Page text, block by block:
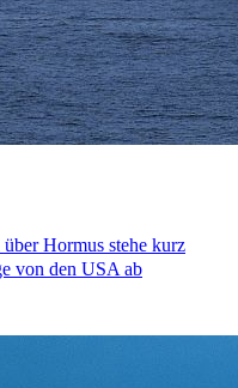
Hormus stehe kurz
von den USA ab